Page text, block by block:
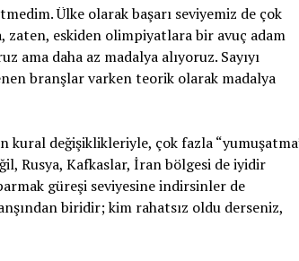
Ülke olarak başarı seviyemiz de çok
zaten, eskiden olimpiyatlara bir avuç adam
ama daha az madalya alıyoruz. Sayıyı
branşlar varken teorik olarak madalya
kural değişiklikleriyle, çok fazla
Rusya, Kafkaslar, İran bölgesi de iyidir
güreşi seviyesine indirsinler de
biridir; kim rahatsız oldu derseniz,